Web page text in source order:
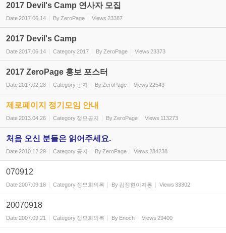
2017 Devil's Camp 연사자 모집
Date2017.06.14 By ZeroPage Views 23387
2017 Devil's Camp
Date2017.06.14 Category2017 By ZeroPage Views 23373
2017 ZeroPage 홍보 포스터
Date2017.02.28 Category 공지 By ZeroPage Views 22543
제로페이지 정기모임 안내
Date2013.04.26 Category 정모공지 By ZeroPage Views 113273
처음 오신 분들은 읽어주세요.
Date2010.12.29 Category 공지 By ZeroPage Views 284238
070912
Date2007.09.18 Category 정모회의록 By 김정현이지롱 Views 33302
20070918
Date2007.09.21 Category 정모회의록 By Enoch Views 29400